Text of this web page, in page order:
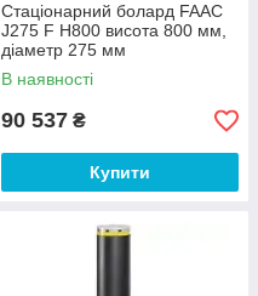
Стаціонарний болард FAAC
J275 F H800 висота 800 мм,
діаметр 275 мм
В наявності
90 537 ₴
Купити